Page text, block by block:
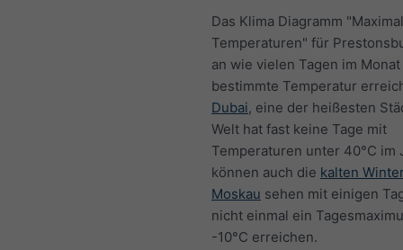
Das Klima Diagramm
Temperaturen" für
an wie vielen Tagen im
bestimmte Temperatur
Dubai, eine der heißesten
Welt hat fast keine Tage mit
Temperaturen unter 40°C im
können auch die kalten
Moskau sehen mit einigen
nicht einmal ein
-10°C erreichen.